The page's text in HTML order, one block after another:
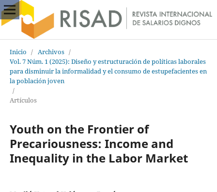
Inicio / Archivos /
Vol. 7 Núm. 1 (2025): Diseño y estructuración de políticas laborales
para disminuir la informalidad y el consumo de estupefacientes en
la población joven
/
Artículos
Youth on the Frontier of
Precariousness: Income and
Inequality in the Labor Market